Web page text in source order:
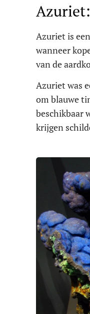
Azuriet is
wanneer
van de
Azuriet was
om blauwe
beschikbaar
krijgen